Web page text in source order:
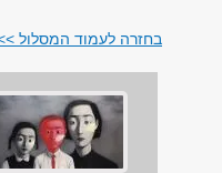
בחזרה לעמוד המסלול